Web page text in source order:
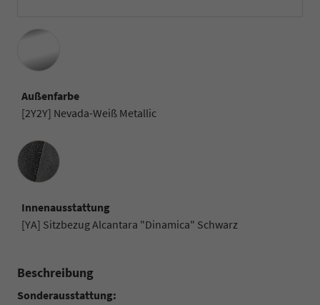
Außenfarbe
[2Y2Y] Nevada-Weiß Metallic
Innenausstattung
Innenausstattung
[YA] Sitzbezug Alcantara "Dinamica" Schwarz
Beschreibung
Sonderausstattung: